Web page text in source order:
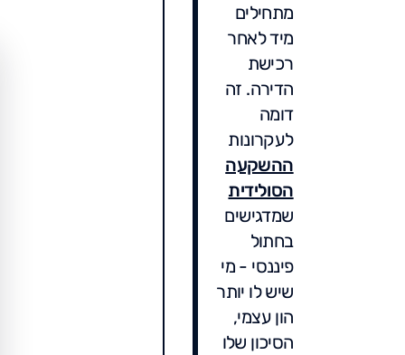
מתחילים
מיד לאחר
רכישת
הדירה. זה
דומה
לעקרונות
ההשקעה
הסולידית
שמדגישים
בחתול
פיננסי - מי
שיש לו יותר
הון עצמי,
הסיכון שלו